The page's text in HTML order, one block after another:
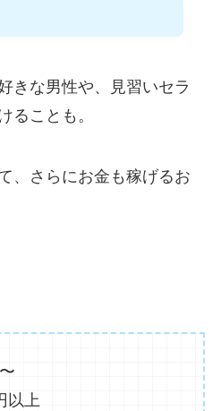
きな男性や、見習いセラ
ることも。
、さらにお金も稼げるお
以上